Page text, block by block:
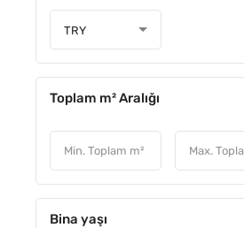
TRY
Toplam m² Aralığı
Bina yaşı